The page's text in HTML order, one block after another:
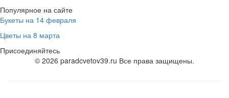
Популярное на сайте
Букеты на 14 февраля
Цветы на 8 марта
Присоединяйтесь
© 2026 paradcvetov39.ru Все права защищены.